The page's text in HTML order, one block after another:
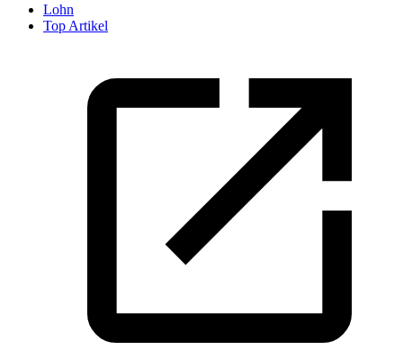
Lohn
Top Artikel